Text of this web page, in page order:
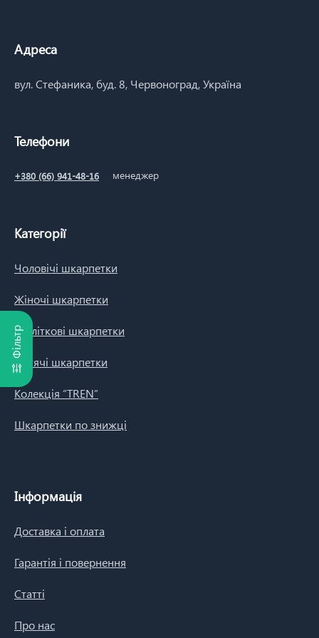
Адреса
вул. Стефаника, буд. 8, Червоноград, Україна
Телефони
+380 (66) 941-48-16 менеджер
Категорії
Чоловічі шкарпетки
Жіночі шкарпетки
Підліткові шкарпетки
Дитячі шкарпетки
Колекція “TREN”
Шкарпетки по знижці
Інформація
Доставка і оплата
Гарантія і повернення
Статті
Про нас
Фільтр